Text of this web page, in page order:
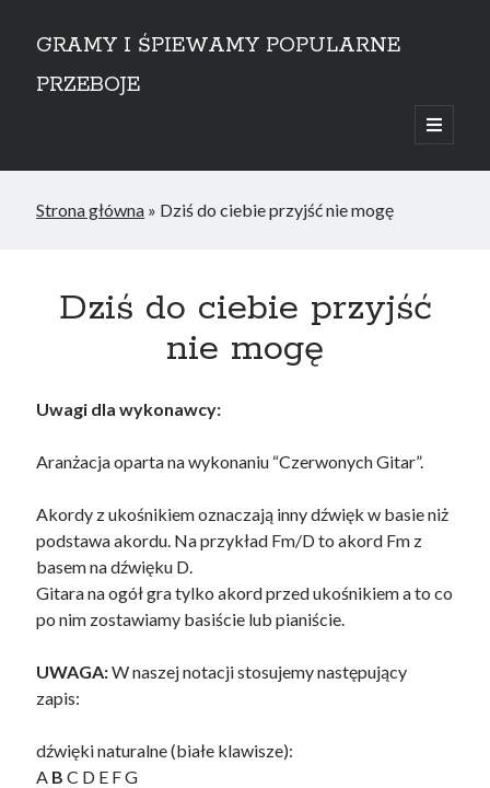
GRAMY I ŚPIEWAMY POPULARNE
PRZEBOJE
open
primary
Sidebar
Strona główna » Dziś do ciebie przyjść nie mogę
Dziś do ciebie przyjść
nie mogę
Uwagi dla wykonawcy:
Aranżacja oparta na wykonaniu “Czerwonych Gitar”.
Akordy z ukośnikiem oznaczają inny dźwięk w basie niż
podstawa akordu. Na przykład Fm/D to akord Fm z
basem na dźwięku D.
Gitara na ogół gra tylko akord przed ukośnikiem a to co
po nim zostawiamy basiście lub pianiście.
UWAGA:W naszej notacji stosujemy następujący
zapis:
dźwięki naturalne (białe klawisze):
A B C D E F G